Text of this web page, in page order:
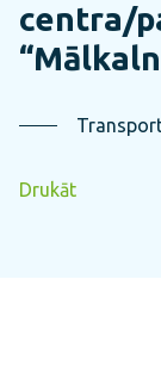
centra/
Drukāt